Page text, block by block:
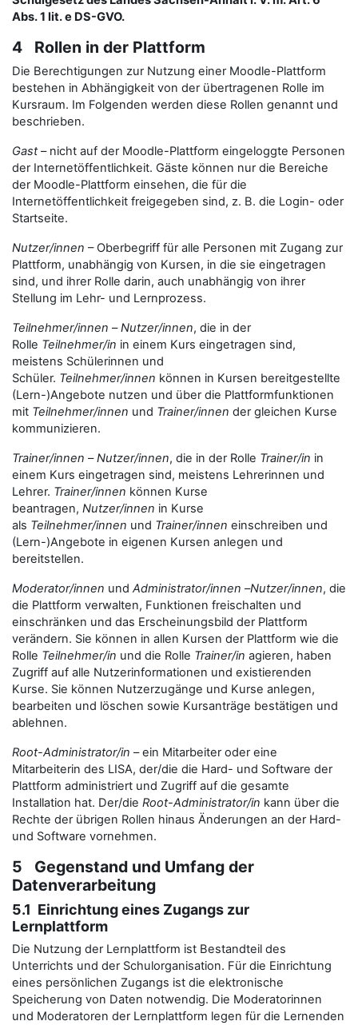
Abs. 1 lit. e DS-GVO.
4 Rollen in der Plattform
Die Berechtigungen zur Nutzung einer Moodle-Plattform
bestehen in Abhängigkeit von der übertragenen Rolle im
Kursraum. Im Folgenden werden diese Rollen genannt und
beschrieben.
Gast– nicht auf der Moodle-Plattform eingeloggte Personen
der Internetöffentlichkeit. Gäste können nur die Bereiche
der Moodle-Plattform einsehen, die für die
Internetöffentlichkeit freigegeben sind, z. B. die Login- oder
Startseite.
Nutzer/innen – Oberbegriff für alle Personen mit Zugang zur
Plattform, unabhängig von Kursen, in die sie eingetragen
sind, und ihrer Rolle darin, auch unabhängig von ihrer
Stellung im Lehr- und Lernprozess.
Teilnehmer/innen –Nutzer/innen, die in der
Rolle Teilnehmer/in in einem Kurs eingetragen sind,
meistens Schülerinnen und
Schüler. Teilnehmer/innen können in Kursen bereitgestellte
(Lern-)Angebote nutzen und über die Plattformfunktionen
mit Teilnehmer/innen und Trainer/innen der gleichen Kurse
kommunizieren.
Trainer/innen –Nutzer/innen, die in der Rolle Trainer/in in
einem Kurs eingetragen sind, meistens Lehrerinnen und
Lehrer. Trainer/innen können Kurse
beantragen, Nutzer/innen in Kurse
als Teilnehmer/innen und Trainer/innen einschreiben und
(Lern-)Angebote in eigenen Kursen anlegen und
bereitstellen.
Moderator/innen und Administrator/innen –Nutzer/innen, die
die Plattform verwalten, Funktionen freischalten und
einschränken und das Erscheinungsbild der Plattform
verändern. Sie können in allen Kursen der Plattform wie die
Rolle Teilnehmer/in und die Rolle Trainer/in agieren, haben
Zugriff auf alle Nutzerinformationen und existierenden
Kurse. Sie können Nutzerzugänge und Kurse anlegen,
bearbeiten und löschen sowie Kursanträge bestätigen und
ablehnen.
Root-Administrator/in – ein Mitarbeiter oder eine
Mitarbeiterin des LISA, der/die die Hard- und Software der
Plattform administriert und Zugriff auf die gesamte
Installation hat. Der/die Root-Administrator/in kann über die
Rechte der übrigen Rollen hinaus Änderungen an der Hard-
und Software vornehmen.
5 Gegenstand und Umfang der
Datenverarbeitung
5.1 Einrichtung eines Zugangs zur
Lernplattform
Die Nutzung der Lernplattform ist Bestandteil des
Unterrichts und der Schulorganisation. Für die Einrichtung
eines persönlichen Zugangs ist die elektronische
Speicherung von Daten notwendig. Die Moderatorinnen
und Moderatoren der Lernplattform legen für die Lernenden